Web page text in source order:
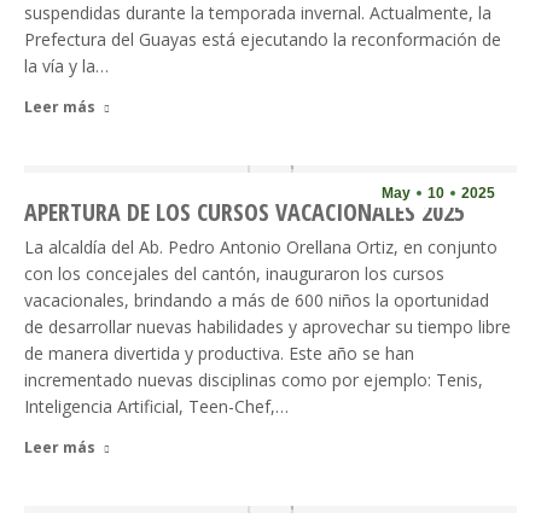
suspendidas durante la temporada invernal. Actualmente, la
Prefectura del Guayas está ejecutando la reconformación de
la vía y la…
Leer más
May 10 2025
APERTURA DE LOS CURSOS VACACIONALES 2025
La alcaldía del Ab. Pedro Antonio Orellana Ortiz, en conjunto
con los concejales del cantón, inauguraron los cursos
vacacionales, brindando a más de 600 niños la oportunidad
de desarrollar nuevas habilidades y aprovechar su tiempo libre
de manera divertida y productiva. Este año se han
incrementado nuevas disciplinas como por ejemplo: Tenis,
Inteligencia Artificial, Teen-Chef,…
Leer más